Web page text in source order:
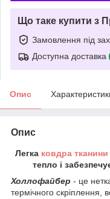
Що таке купити з
Замовлення під
Доступна доставка
Опис
Опис
Легка ковдра
тепло і
Холлофайбер - це
термічного скріплення,